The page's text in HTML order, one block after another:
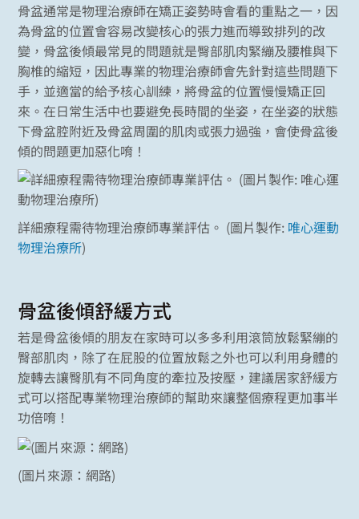
骨盆通常是物理治療師在矯正姿勢時會看的重點之一，因
為骨盆的位置會容易改變核心的張力進而導致排列的改
變，骨盆後傾最常見的問題就是臀部肌肉緊繃及腰椎與下
胸椎的縮短，因此專業的物理治療師會先針對這些問題下
手，並適當的給予核心訓練，將骨盆的位置慢慢矯正回
來。在日常生活中也要避免長時間的坐姿，在坐姿的狀態
下骨盆腔附近及骨盆周圍的肌肉或張力過強，會使骨盆後
傾的問題更加惡化唷！
詳細療程需待物理治療師專業評估。 (圖片製作: 唯心運動
物理治療所)
骨盆後傾舒緩方式
若是骨盆後傾的朋友在家時可以多多利用滾筒放鬆緊繃的
臀部肌肉，除了在屁股的位置放鬆之外也可以利用身體的
旋轉去讓臀肌有不同角度的牽拉及按壓，建議居家舒緩方
式可以搭配專業物理治療師的幫助來讓整個療程更加事半
功倍唷！
(圖片來源：網路)